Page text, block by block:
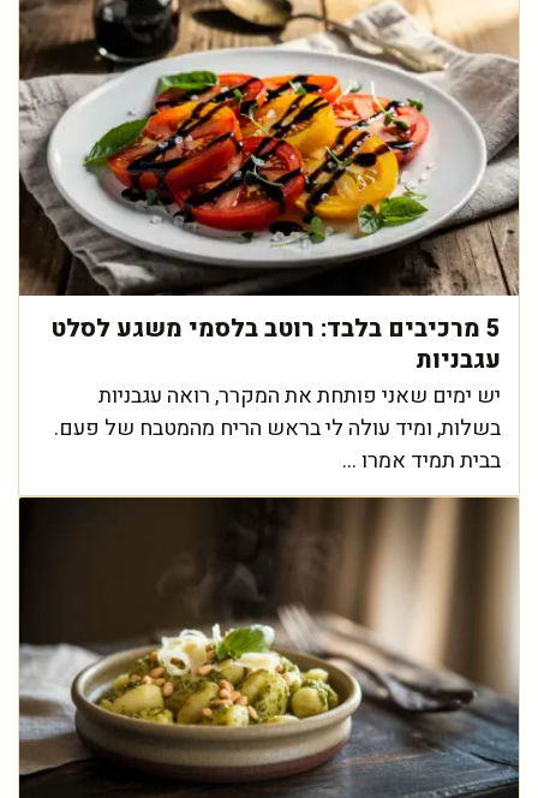
5 מרכיבים בלבד: רוטב בלסמי משגע לסלט
עגבניות
יש ימים שאני פותחת את המקרר, רואה עגבניות
בשלות, ומיד עולה לי בראש הריח מהמטבח של פעם.
בבית תמיד אמרו ...